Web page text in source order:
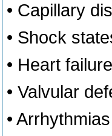
• Capillary
• Shock
• Heart failure
• Valvular
• Arrhythmias